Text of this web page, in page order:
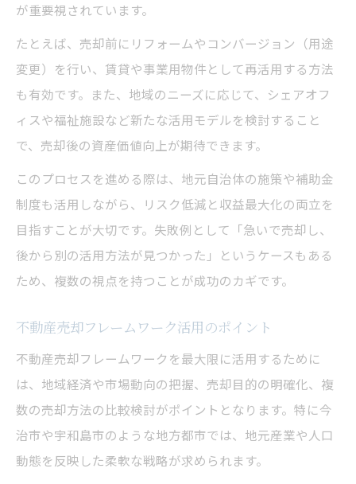
が重要視されています。
たとえば、売却前にリフォームやコンバージョン（用途
変更）を行い、賃貸や事業用物件として再活用する方法
も有効です。また、地域のニーズに応じて、シェアオフ
ィスや福祉施設など新たな活用モデルを検討すること
で、売却後の資産価値向上が期待できます。
このプロセスを進める際は、地元自治体の施策や補助金
制度も活用しながら、リスク低減と収益最大化の両立を
目指すことが大切です。失敗例として「急いで売却し、
後から別の活用方法が見つかった」というケースもある
ため、複数の視点を持つことが成功のカギです。
不動産売却フレームワーク活用のポイント
不動産売却フレームワークを最大限に活用するために
は、地域経済や市場動向の把握、売却目的の明確化、複
数の売却方法の比較検討がポイントとなります。特に今
治市や宇和島市のような地方都市では、地元産業や人口
動態を反映した柔軟な戦略が求められます。